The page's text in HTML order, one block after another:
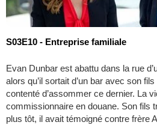
S03E10 - Entreprise familiale
Evan Dunbar est abattu dans la rue
alors qu’il sortait d’un bar avec son
contenté d’assommer ce dernier. La
commissionnaire en douane. Son fils
plus tôt, il avait témoigné contre frère